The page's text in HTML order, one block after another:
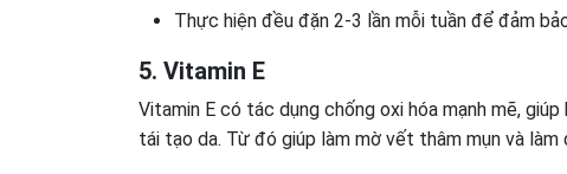
Thực hiện đều đặn 2-3 lần mỗi tuần để đảm
5. Vitamin E
Vitamin E có tác dụng chống oxi hóa mạnh mẽ,
tái tạo da. Từ đó giúp làm mờ vết thâm mụn và làm